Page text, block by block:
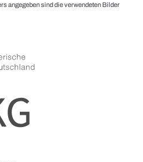
angegeben sind die verwendeten Bilder